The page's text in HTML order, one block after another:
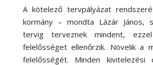
A kötelező tervpályázat
kormány – mondta Lázár János,
tervig terveznek mindent,
felelősséget ellenőrzik. Növelik a
felelősségét. Minden kivitelezési